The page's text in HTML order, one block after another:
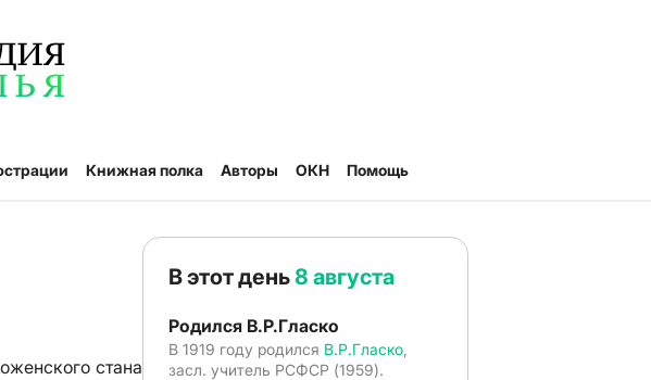
Книжная полка Авторы ОКН Помощь
стана
В этот день8 августа
Родился В.Р.Гласко
В 1919 году родился В.Р.Гласко
засл. учитель РСФСР (1959).